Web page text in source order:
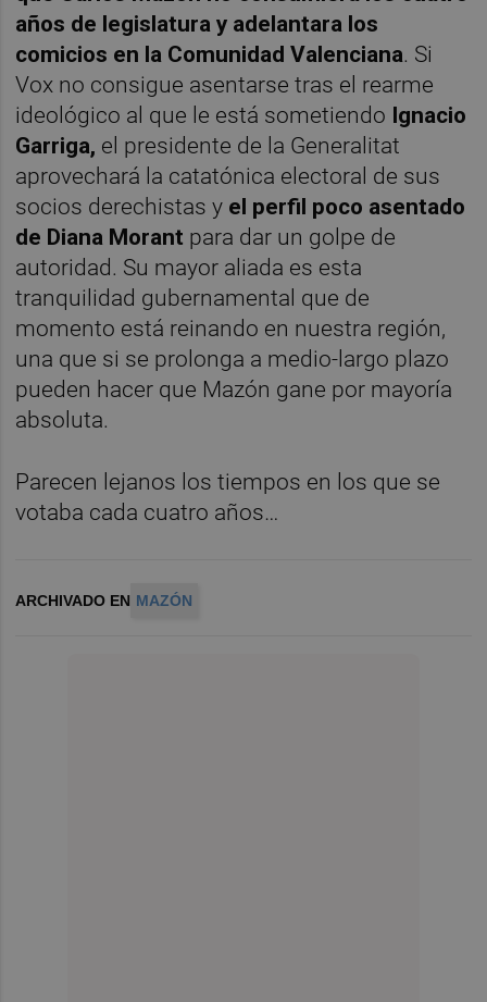
años de legislatura y adelantara los
comicios en la Comunidad Valenciana. Si
Vox no consigue asentarse tras el rearme
ideológico al que le está sometiendo Ignacio
Garriga, el presidente de la Generalitat
aprovechará la catatónica electoral de sus
socios derechistas y el perfil poco asentado
de Diana Morant para dar un golpe de
autoridad. Su mayor aliada es esta
tranquilidad gubernamental que de
momento está reinando en nuestra región,
una que si se prolonga a medio-largo plazo
pueden hacer que Mazón gane por mayoría
absoluta.
Parecen lejanos los tiempos en los que se
votaba cada cuatro años…
ARCHIVADO EN MAZÓN